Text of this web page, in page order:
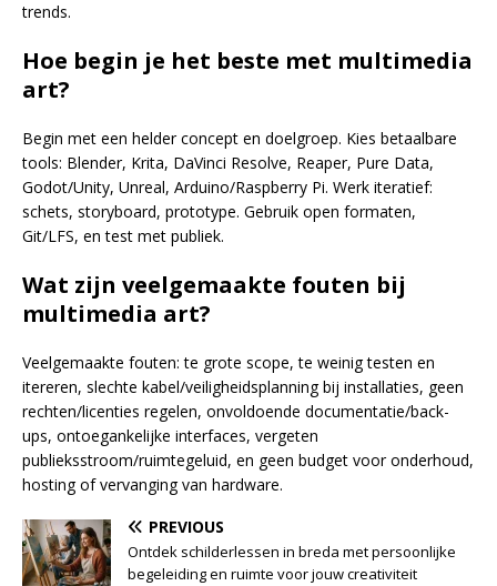
trends.
Hoe begin je het beste met multimedia
art?
Begin met een helder concept en doelgroep. Kies betaalbare
tools: Blender, Krita, DaVinci Resolve, Reaper, Pure Data,
Godot/Unity, Unreal, Arduino/Raspberry Pi. Werk iteratief:
schets, storyboard, prototype. Gebruik open formaten,
Git/LFS, en test met publiek.
Wat zijn veelgemaakte fouten bij
multimedia art?
Veelgemaakte fouten: te grote scope, te weinig testen en
itereren, slechte kabel/veiligheidsplanning bij installaties, geen
rechten/licenties regelen, onvoldoende documentatie/back-
ups, ontoegankelijke interfaces, vergeten
publieksstroom/ruimtegeluid, en geen budget voor onderhoud,
hosting of vervanging van hardware.
PREVIOUS
Ontdek schilderlessen in breda met persoonlijke
begeleiding en ruimte voor jouw creativiteit